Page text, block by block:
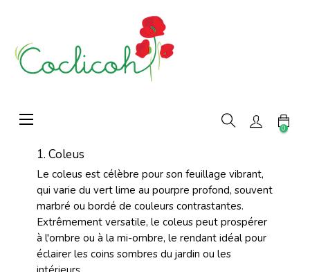
Basculer
la
☰
0
1. Coleus
Le coleus est célèbre pour son feuillage vibrant,
qui varie du vert lime au pourpre profond, souvent
marbré ou bordé de couleurs contrastantes.
Extrêmement versatile, le coleus peut prospérer
à l'ombre ou à la mi-ombre, le rendant idéal pour
éclairer les coins sombres du jardin ou les